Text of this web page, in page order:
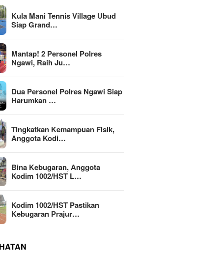
Kula Mani Tennis Village Ubud
Siap Grand…
Mantap! 2 Personel Polres
Ngawi, Raih Ju…
Dua Personel Polres Ngawi Siap
Harumkan …
Tingkatkan Kemampuan Fisik,
Anggota Kodi…
Bina Kebugaran, Anggota
Kodim 1002/HST L…
Kodim 1002/HST Pastikan
Kebugaran Prajur…